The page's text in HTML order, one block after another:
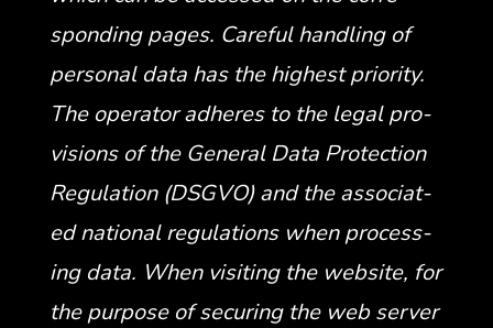
spond­ing pages. Care­ful han­dling of
per­son­al data has the high­est pri­or­i­ty.
The oper­a­tor adheres to the legal pro­
vi­sions of the Gen­er­al Data Pro­tec­tion
Reg­u­la­tion (DSGVO) and the asso­ci­at­
ed nation­al reg­u­la­tions when pro­cess­
ing data. When vis­it­ing the web­site, for
the pur­pose of secur­ing the web serv­er